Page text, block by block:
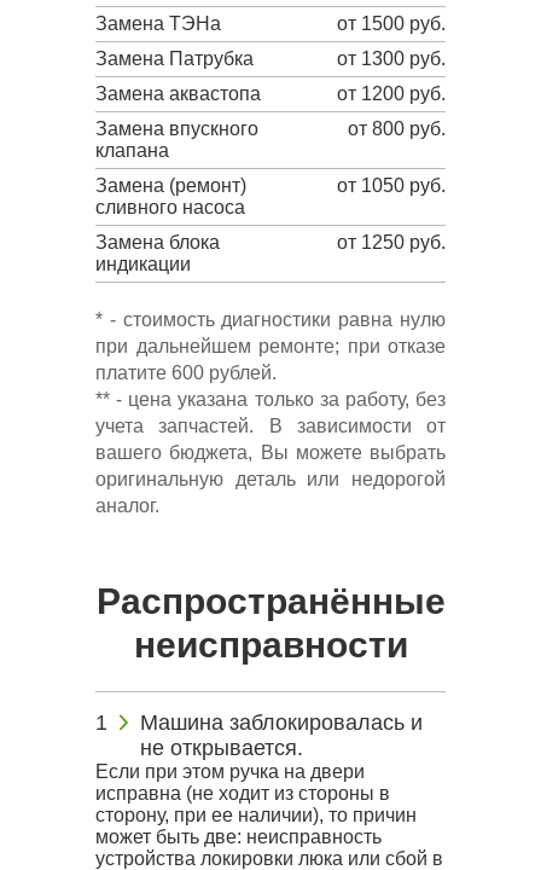
Замена ТЭНа
от 1500 руб.
Замена Патрубка
от 1300 руб.
Замена аквастопа
от 1200 руб.
Замена впускного
клапана
от 800 руб.
Замена (ремонт)
сливного насоса
от 1050 руб.
Замена блока
индикации
от 1250 руб.
* - стоимость диагностики равна нулю
при дальнейшем ремонте; при отказе
платите 600 рублей.
** - цена указана только за работу, без
учета запчастей. В зависимости от
вашего бюджета, Вы можете выбрать
оригинальную деталь или недорогой
аналог.
Распространённые
неисправности
Машина заблокировалась и
не открывается.
Если при этом ручка на двери
исправна (не ходит из стороны в
сторону, при ее наличии), то причин
может быть две: неисправность
устройства локировки люка или сбой в